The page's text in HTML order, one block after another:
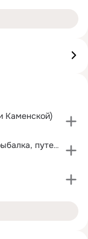
Каменской)
СИБИРСКИЙ ПРОМЫСЕЛ. Охота, рыбалка, путешествия.